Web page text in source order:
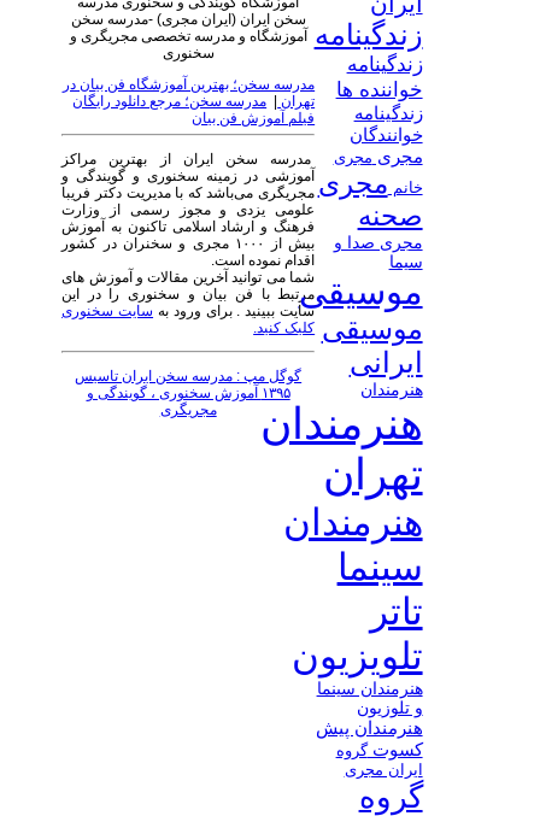
سخن ایران (ایران مجری) -مدرسه سخن
آموزشگاه و مدرسه تخصصی مجریگری و
سخنوری
مدرسه سخن؛ بهترین آموزشگاه فن بیان در
تهران
مدرسه سخن؛ مرجع دانلود رایگان
فیلم آموزش فن بیان
مدرسه سخن ایران از بهترین مراکز
آموزشی در زمینه سخنوری و گویندگی و
مجریگری می‌باشد که با مدیریت دکتر فریبا
علومی یزدی و مجوز رسمی از وزارت
فرهنگ و ارشاد اسلامی تاکنون به آموزش
بیش از ۱۰۰۰ مجری و سخنران در کشور
اقدام نموده است.
شما می توانید آخرین مقالات و آموزش های
مرتبط با فن بیان و سخنوری را در این
سایت ببینید . برای ورود به سایت سخنوری
کلیک کنید.
گوگل مپ : مدرسه سخن ایران تاسیس
۱۳۹۵ آموزش سخنوری ، گویندگی و
مجریگری
زندگینامه
زندگینامه
خواننده ها
زندگینامه
خوانندگان
مجری مجری
خانم مجری
صحنه
مجری صدا و
سیما
موسیقی
موسیقی
ایرانی
هنرمندان
هنرمندان
تهران
هنرمندان
سینما
تاتر
تلویزیون
هنرمندان سینما
و تلوزیون
هنرمندان پیش
کسوتگروه
ایران مجری
گروه